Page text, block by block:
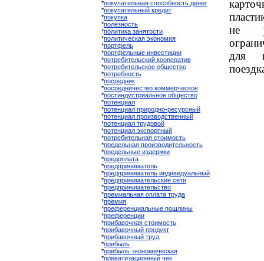
*покупательная способность денег
*покупательный кредит
*покупка
*полезность
*политика занятости
*политическая экономия
*портфель
*портфельные инвестиции
*потребительский кооператив
*потребительское общество
*потребность
*посредник
*посредничество коммерческое
*постиндустриальное общество
*потенциал
*потенциал природно-ресурсный
*потенциал производственный
*потенциал трудовой
*потенциал экспортный
*потребительная стоимость
*предельная производительность
*предельные издержки
*предоплата
*предприниматель
*предприниматель индивидуальный
*предпринимательские сети
*предпринимательство
*премиальная оплата труда
*премия
*преференциальные пошлины
*преференции
*прибавочная стоимость
*прибавочный продукт
*прибавочный труд
*прибыль
*прибыль экономическая
*приватизационный чек
не
для